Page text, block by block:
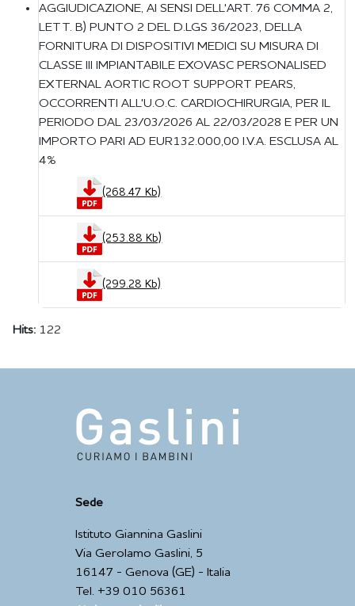
AGGIUDICAZIONE, AI SENSI DELL'ART. 76 COMMA 2,
LETT. B) PUNTO 2 DEL D.LGS 36/2023, DELLA
FORNITURA DI DISPOSITIVI MEDICI SU MISURA DI
CLASSE III IMPIANTABILE EXOVASC PERSONALISED
EXTERNAL AORTIC ROOT SUPPORT PEARS,
OCCORRENTI ALL'U.O.C. CARDIOCHIRURGIA, PER IL
PERIODO DAL 23/03/2026 AL 22/03/2028 E PER UN
IMPORTO PARI AD EUR132.000,00 I.V.A. ESCLUSA AL
4%
(268.47 Kb)
(253.88 Kb)
(299.28 Kb)
Hits: 122
Sede
Istituto Giannina Gaslini
Via Gerolamo Gaslini, 5
16147 - Genova (GE) - Italia
Tel. +39 010 56361